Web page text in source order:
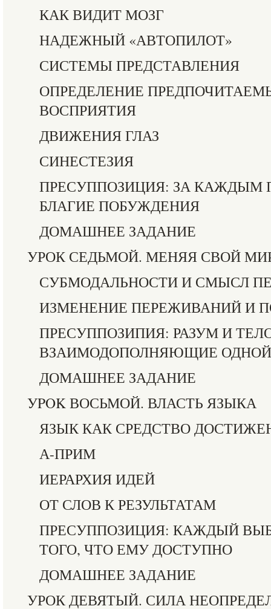
КАК ВИДИТ МОЗГ
НАДЕЖНЫЙ «АВТОПИЛОТ»
СИСТЕМЫ ПРЕДСТАВЛЕНИЯ
ОПРЕДЕЛЕНИЕ
ВОСПРИЯТИЯ
ДВИЖЕНИЯ ГЛАЗ
СИНЕСТЕЗИЯ
ПРЕСУППОЗИЦИЯ: ЗА
БЛАГИЕ ПОБУЖДЕНИЯ
ДОМАШНЕЕ ЗАДАНИЕ
УРОК СЕДЬМОЙ. МЕНЯЯ СВОЙ
СУБМОДАЛЬНОСТИ И СМЫСЛ
ИЗМЕНЕНИЕ ПЕРЕЖИВАНИЙ И
ПРЕСУППОЗИПИЯ: РАЗУМ И
ВЗАИМОДОПОЛНЯЮЩИЕ
ДОМАШНЕЕ ЗАДАНИЕ
УPOK ВОСЬМОЙ. ВЛАСТЬ ЯЗЫКА
ЯЗЫК КАК СРЕДСТВО
А-ПРИМ
ИЕРАРХИЯ ИДЕЙ
ОТ СЛОВ К РЕЗУЛЬТАТАМ
ПРЕСУППОЗИЦИЯ: КАЖДЫЙ
ТОГО, ЧТО ЕМУ ДОСТУПНО
ДОМАШНЕЕ ЗАДАНИЕ
УРОК ДЕВЯТЫЙ. СИЛА